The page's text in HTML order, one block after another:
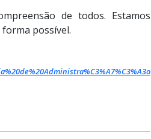
de todos. Estamos
possível.